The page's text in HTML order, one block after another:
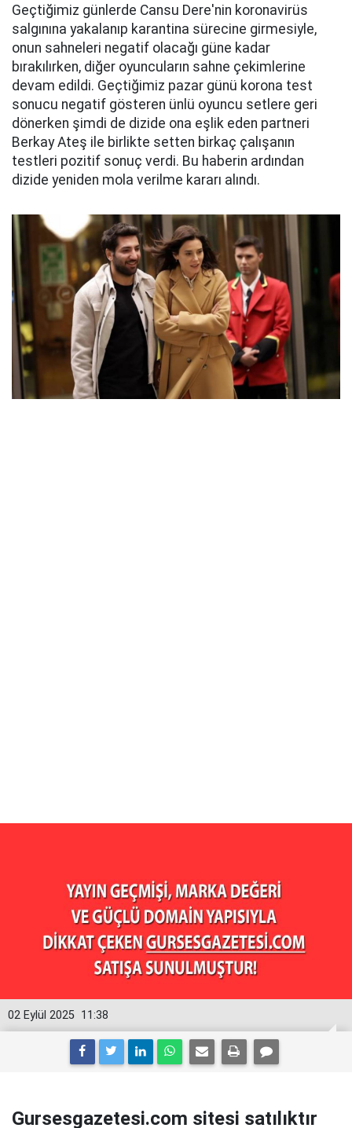
Geçtiğimiz günlerde Cansu Dere'nin koronavirüs
salgınına yakalanıp karantina sürecine girmesiyle,
onun sahneleri negatif olacağı güne kadar
bırakılırken, diğer oyuncuların sahne çekimlerine
devam edildi. Geçtiğimiz pazar günü korona test
sonucu negatif gösteren ünlü oyuncu setlere geri
dönerken şimdi de dizide ona eşlik eden partneri
Berkay Ateş ile birlikte setten birkaç çalışanın
testleri pozitif sonuç verdi. Bu haberin ardından
dizide yeniden mola verilme kararı alındı.
11:38
02 Eylül 2025
Gursesgazetesi.com sitesi satılıktır